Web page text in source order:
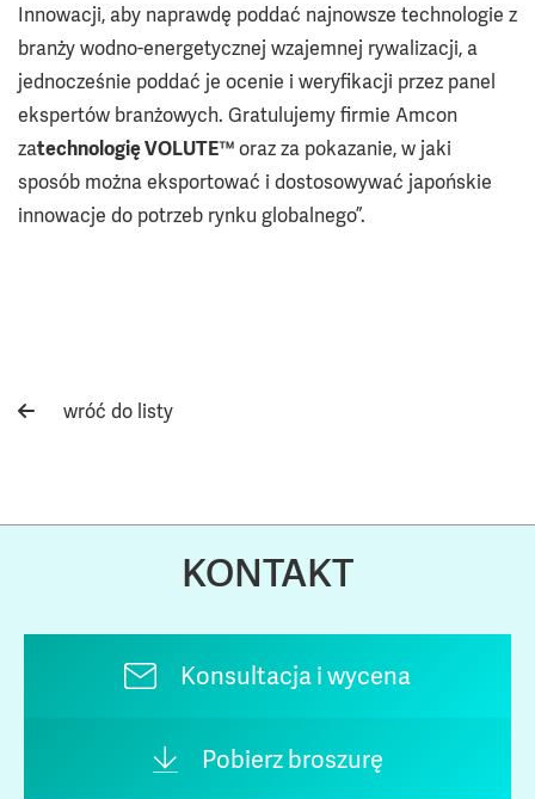
Innowacji, aby naprawdę poddać najnowsze technologie z
branży wodno-energetycznej wzajemnej rywalizacji, a
jednocześnie poddać je ocenie i weryfikacji przez panel
ekspertów branżowych. Gratulujemy firmie Amcon
zatechnologię VOLUTE™oraz za pokazanie, w jaki
sposób można eksportować i dostosowywać japońskie
innowacje do potrzeb rynku globalnego”.
wróć do listy
KONTAKT
Konsultacja i wycena
Pobierz broszurę